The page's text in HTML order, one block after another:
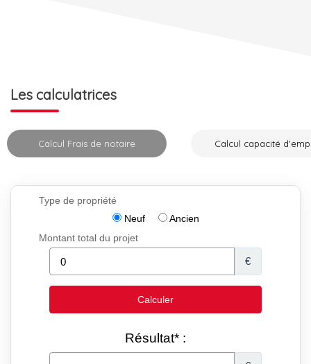
Les calculatrices
Calcul Frais de notaire Calcul capacité